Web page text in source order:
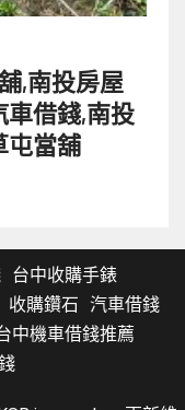
,南投房屋
車借錢,南投
屯當舖
台中收購手錶
收購鑽石 汽車借錢
中機車借錢推薦